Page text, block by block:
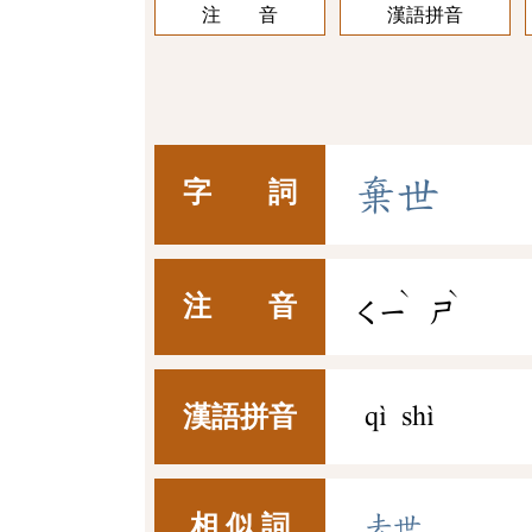
注 音 漢語拼音
字 詞 棄世
注 音 ㄑㄧ
ˋ
ㄕ
ˋ
漢語拼音 qì shì
去世